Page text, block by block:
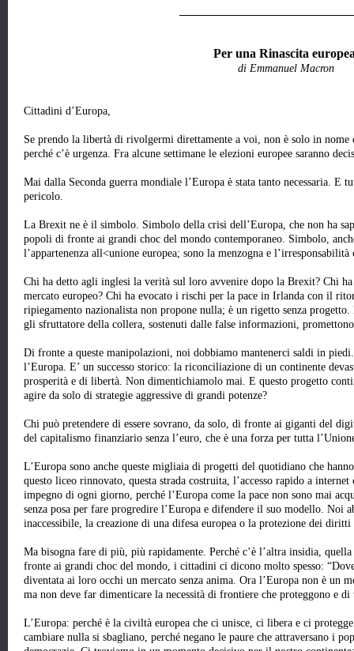
Per una Rinascita
di Emmanuel Macron
Cittadini d’Europa,
Se prendo la libertà di rivolgermi direttamente a voi, non è solo in nome
perché c’è urgenza. Fra alcune settimane le elezioni europee saranno
Mai dalla Seconda guerra mondiale l’Europa è stata tanto necessaria. E
pericolo.
La Brexit ne è il simbolo. Simbolo della crisi dell’Europa, che non ha
popoli di fronte ai grandi choc del mondo contemporaneo. Simbolo,
l’appartenenza all<unione europea; sono la menzogna e
Chi ha detto agli inglesi la verità sul loro avvenire dopo la Brexit? Chi
mercato europeo? Chi ha evocato i rischi per la pace in Irlanda con il
ripiegamento nazionalista non propone nulla; è un rigetto senza
gli sfruttatore della collera, sostenuti dalle false informazioni,
Di fronte a queste manipolazioni, noi dobbiamo mantenerci saldi in
l’Europa. E’ un successo storico: la riconciliazione di un continente
prosperità e di libertà. Non dimentichiamolo mai. E questo progetto
agire da solo di strategie aggressive di grandi potenze?
Chi può pretendere di essere sovrano, da solo, di fronte ai giganti del
del capitalismo finanziario senza l’euro, che è una forza per tutta
L’Europa sono anche queste migliaia di progetti del quotidiano che
questo liceo rinnovato, questa strada costruita, l’accesso rapido a
impegno di ogni giorno, perché l’Europa come la pace non sono mai
senza posa per fare progredire l’Europa e difendere il suo modello. Noi
inaccessibile, la creazione di una difesa europea o la protezione dei
Ma bisogna fare di più, più rapidamente. Perché c’è l’altra insidia,
fronte ai grandi choc del mondo, i cittadini ci dicono molto spesso:
diventata ai loro occhi un mercato senza anima. Ora l’Europa non è un
ma non deve far dimenticare la necessità di frontiere che proteggono e
L’Europa: perché è la civiltà europea che ci unisce, ci libera e ci
cambiare nulla si sbagliano, perché negano le paure che attraversano i